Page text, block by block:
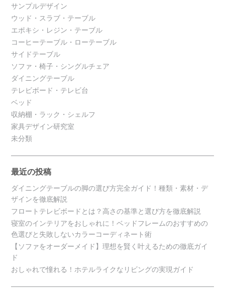
サンプルデザイン
ウッド・スラブ・テーブル
エポキシ・レジン・テーブル
コーヒーテーブル・ローテーブル
サイドテーブル
ソファ・椅子・シングルチェア
ダイニングテーブル
テレビボード・テレビ台
ベッド
収納棚・ラック・シェルフ
家具デザイン研究室
未分類
最近の投稿
ダイニングテーブルの脚の選び方完全ガイド！種類・素材・デ
ザインを徹底解説
フロートテレビボードとは？高さの基準と選び方を徹底解説
寝室のインテリアをおしゃれに！ベッドフレームのおすすめの
色選びと失敗しないカラーコーディネート術
【ソファをオーダーメイド】理想を賢く叶えるための徹底ガイ
ド
おしゃれで憧れる！ホテルライクなリビングの実現ガイド